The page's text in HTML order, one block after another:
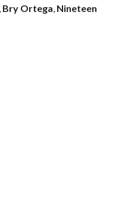
, Bry Ortega, Nineteen